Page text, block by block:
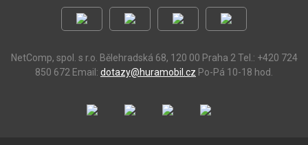
NetComp, spol. s r.o. Bělehradská 68, 120 00 Praha 2 Tel.: +420 724
850 672 Email: dotazy@huramobil.cz Po-Pá 10-18 hod.